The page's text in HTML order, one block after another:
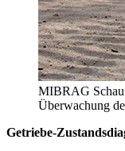
MIBRAG
Überwachung
Getriebe-